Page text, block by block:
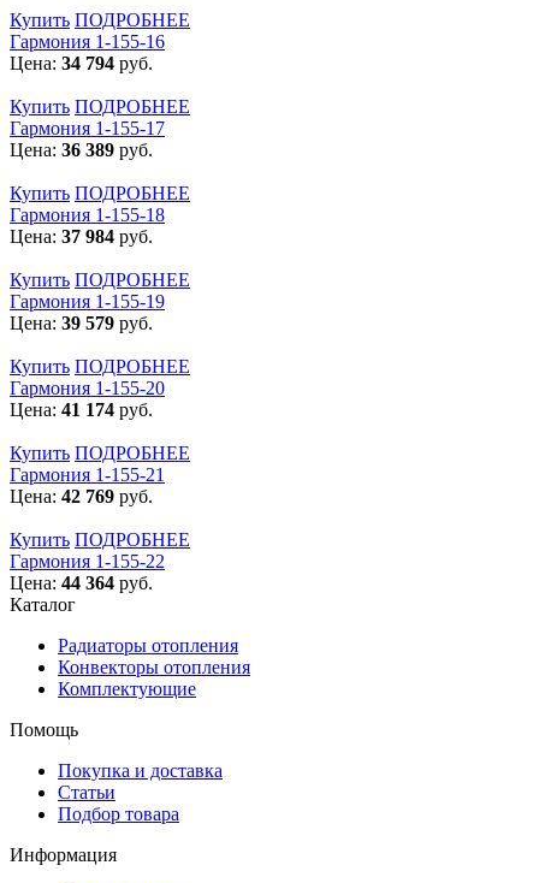
Купить ПОДРОБНЕЕ
Гармония 1-155-16
Цена: 34 794 руб.
Купить ПОДРОБНЕЕ
Гармония 1-155-17
Цена: 36 389 руб.
Купить ПОДРОБНЕЕ
Гармония 1-155-18
Цена: 37 984 руб.
Купить ПОДРОБНЕЕ
Гармония 1-155-19
Цена: 39 579 руб.
Купить ПОДРОБНЕЕ
Гармония 1-155-20
Цена: 41 174 руб.
Купить ПОДРОБНЕЕ
Гармония 1-155-21
Цена: 42 769 руб.
Купить ПОДРОБНЕЕ
Гармония 1-155-22
Цена: 44 364 руб.
Каталог
Радиаторы отопления
Конвекторы отопления
Комплектующие
Помощь
Покупка и доставка
Статьи
Подбор товара
Информация